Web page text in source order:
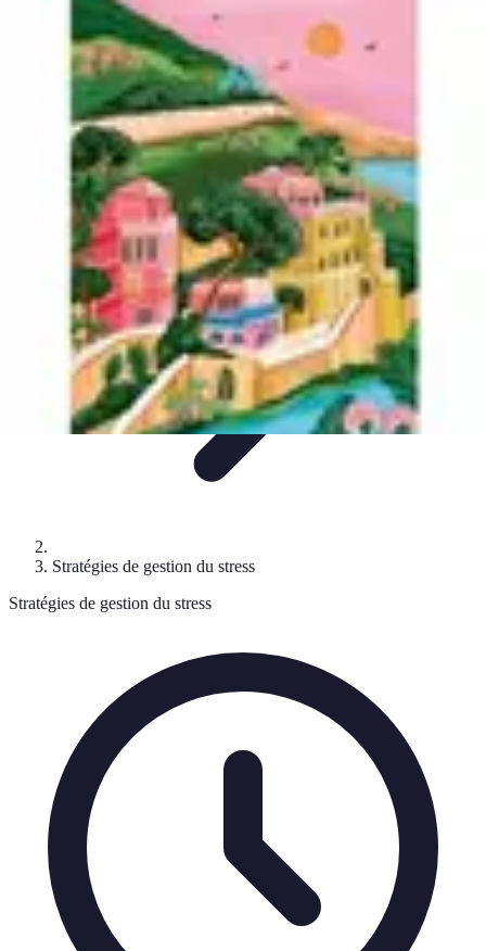
Sport et Bien-êtreTechniques de gestion du stress
Gestion du StressTechniques de Gestion
Stress Maîtrise
Stratégies de gestion du stress
Stratégies de gestion du stress